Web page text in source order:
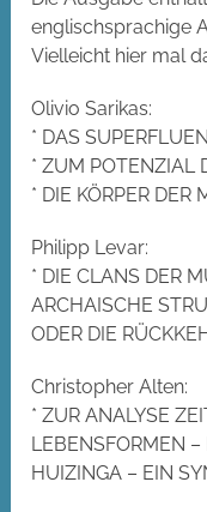
englischsprachige
Vielleicht hier mal
Olivio Sarikas:
* DAS
* ZUM POTENZIAL
* DIE KÖRPER DER
Philipp Levar:
* DIE CLANS DER
ARCHAISCHE
ODER DIE
Christopher Alten:
* ZUR ANALYSE
LEBENSFORMEN
HUIZINGA – EIN